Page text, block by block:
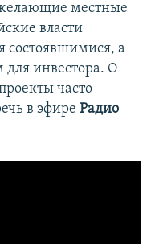
желающие местные
власти
состоявшимися, а
для инвестора. О
часто
в эфире Радио